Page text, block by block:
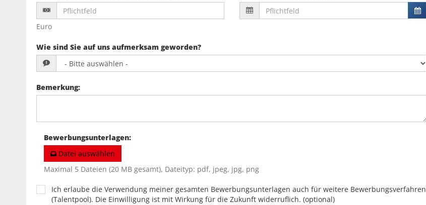
Euro
Wie sind Sie auf uns aufmerksam geworden?
Bemerkung:
Bewerbungsunterlagen:
Datei auswählen
Maximal 5 Dateien (20 MB gesamt), Dateityp: pdf, jpeg, jpg, png
Ich erlaube die Verwendung meiner gesamten Bewerbungsunterlagen auch für weitere Bewerbungsverfahren
(Talentpool). Die Einwilligung ist mit Wirkung für die Zukunft widerruflich. (optional)